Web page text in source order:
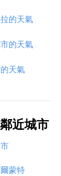
的天氣
的天氣
天氣
近城市
蒙特